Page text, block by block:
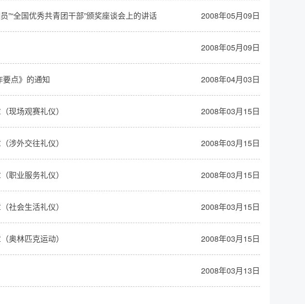
”“全国优秀共青团干部”颁奖座谈会上的讲话 2008年05月09日
2008年05月09日
点》的通知 2008年04月03日
现场观赛礼仪） 2008年03月15日
涉外交往礼仪） 2008年03月15日
职业服务礼仪） 2008年03月15日
社会生活礼仪） 2008年03月15日
奥林匹克运动） 2008年03月15日
2008年03月13日